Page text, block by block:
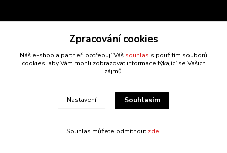
Zpracování cookies
Náš e-shop a partneři potřebují Váš souhlas s použitím souborů
cookies, aby Vám mohli zobrazovat informace týkající se Vašich
zájmů.
Nastavení Souhlasím
Souhlas můžete odmítnout zde.